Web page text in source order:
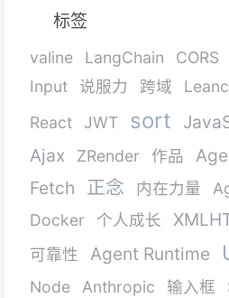
标签
valine LangChain CORS
Input
说服力 跨域
React
JWT sort
Ajax ZRender 作品
Fetch 正念 内在力量
Docker
个人成长
可靠性 Agent Runtime
Node Anthropic 输入框